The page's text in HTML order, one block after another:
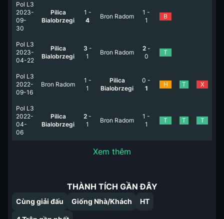
Pol L3
2023-
09-
30
Pilica
Bialobrzegi
1 -
4
Bron Radom
1 -
1
B
Pol L3
2023-
04-22
Pilica
Bialobrzegi
3 -
1
Bron Radom
2 -
0
T
Pol L3
2022-
09-16
Bron Radom
1 -
1
Pilica
Bialobrzegi
0 -
1
H T X
Pol L3
2022-
04-
06
Pilica
Bialobrzegi
2 -
1
Bron Radom
1 -
1
T T T
Xem thêm
THÀNH TÍCH GẦN ĐÂY
Cùng giải đấu Giống Nhà/Khách HT